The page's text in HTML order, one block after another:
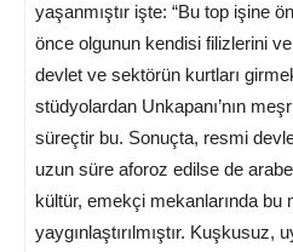
yaşanmıştır işte: “Bu top işine
önce olgunun kendisi filizlerini
devlet ve sektörün kurtları
stüdyolardan Unkapanı’nın
süreçtir bu. Sonuçta, resmi
uzun süre aforoz edilse de
kültür, emekçi mekanlarında bu
yaygınlaştırılmıştır. Kuşkusuz,